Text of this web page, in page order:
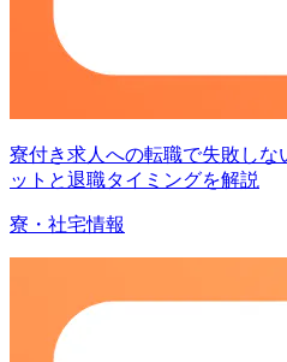
寮付き求人への転職で失敗しな
ットと退職タイミングを解説
寮・社宅情報